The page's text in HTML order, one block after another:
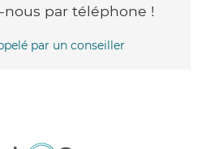
par téléphone !
par un conseiller